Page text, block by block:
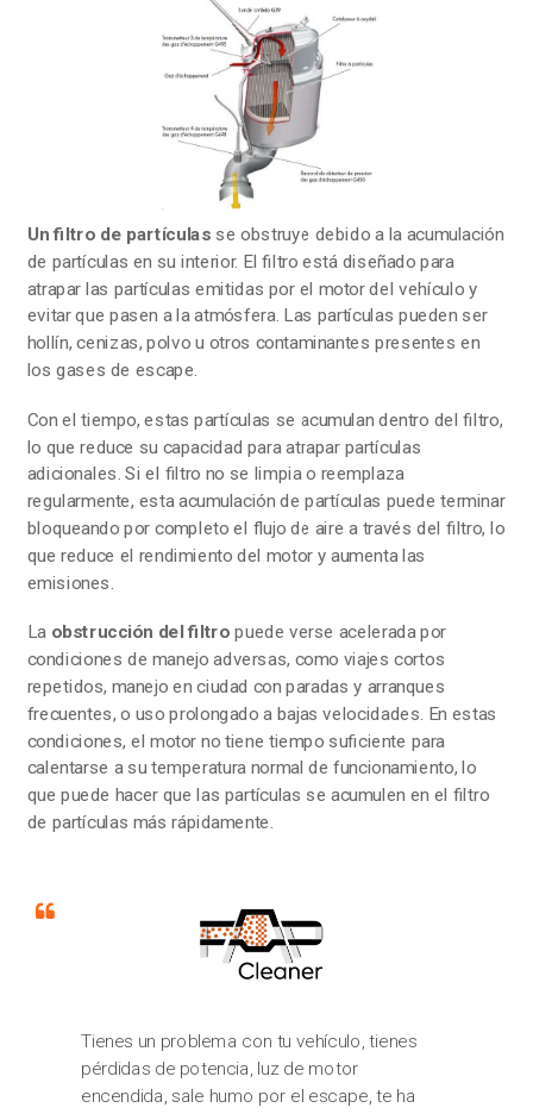
Un filtro de partículas se obstruye debido a la acumulación
de partículas en su interior. El filtro está diseñado para
atrapar las partículas emitidas por el motor del vehículo y
evitar que pasen a la atmósfera. Las partículas pueden ser
hollín, cenizas, polvo u otros contaminantes presentes en
los gases de escape.
Con el tiempo, estas partículas se acumulan dentro del filtro,
lo que reduce su capacidad para atrapar partículas
adicionales. Si el filtro no se limpia o reemplaza
regularmente, esta acumulación de partículas puede terminar
bloqueando por completo el flujo de aire a través del filtro, lo
que reduce el rendimiento del motor y aumenta las
emisiones.
La obstrucción del filtro puede verse acelerada por
condiciones de manejo adversas, como viajes cortos
repetidos, manejo en ciudad con paradas y arranques
frecuentes, o uso prolongado a bajas velocidades. En estas
condiciones, el motor no tiene tiempo suficiente para
calentarse a su temperatura normal de funcionamiento, lo
que puede hacer que las partículas se acumulen en el filtro
de partículas más rápidamente.
Tienes un problema con tu vehículo, tienes
pérdidas de potencia, luz de motor
encendida, sale humo por el escape, te ha